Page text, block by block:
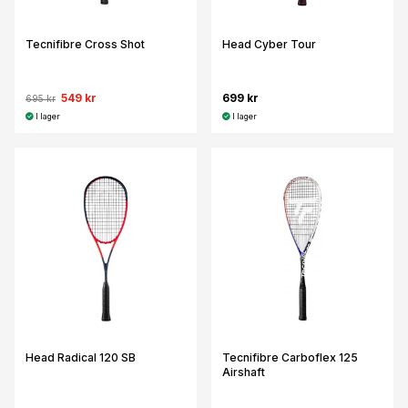
Tecnifibre Cross Shot
695 kr 549 kr
I lager
Head Cyber Tour
699 kr
I lager
Head Radical 120 SB
Tecnifibre Carboflex 125
Airshaft